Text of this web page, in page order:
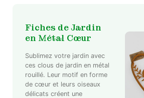
Fiches de Jardin
en Métal Cœur
Sublimez votre jardin avec
ces clous de jardin en métal
rouillé. Leur motif en forme
de cœur et leurs oiseaux
délicats créent une